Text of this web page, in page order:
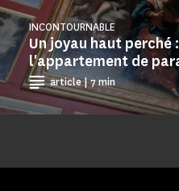
Un joyau haut perché
l'appartement de
INCONTOURNABLE
article | 7 min